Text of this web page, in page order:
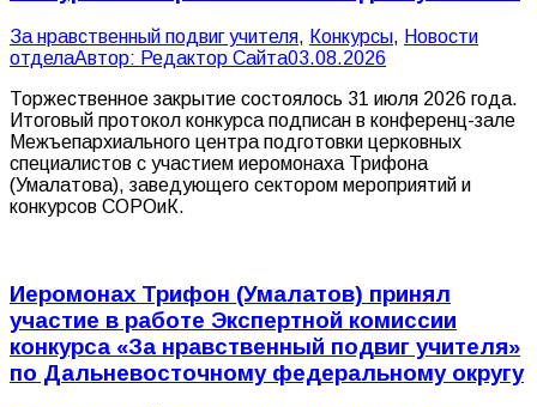
За нравственный подвиг учителя, Конкурсы, Новости
отделаАвтор: Редактор Сайта03.08.2026
Торжественное закрытие состоялось 31 июля 2026 года.
Итоговый протокол конкурса подписан в конференц-зале
Межъепархиального центра подготовки церковных
специалистов с участием иеромонаха Трифона
(Умалатова), заведующего сектором мероприятий и
конкурсов СОРОиК.
Иеромонах Трифон (Умалатов) принял
участие в работе Экспертной комиссии
конкурса «За нравственный подвиг учителя»
по Дальневосточному федеральному округу